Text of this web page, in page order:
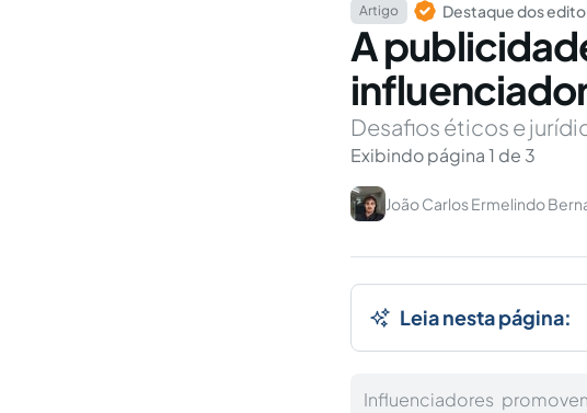
Artigo Destaque dos
A
Desafios éticos e
Exibindo página 1 de 3
João Carlos Ermelindo
Leia nesta página:
Influenciadores